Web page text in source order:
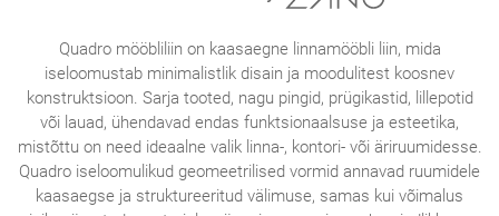
Quadro mööbliliin on kaasaegne linnamööbli liin, mida
iseloomustab minimalistlik disain ja moodulitest koosnev
konstruktsioon. Sarja tooted, nagu pingid, prügikastid, lillepotid
või lauad, ühendavad endas funktsionaalsuse ja esteetika,
mistõttu on need ideaalne valik linna-, kontori- või äriruumidesse.
Quadro iseloomulikud geomeetrilised vormid annavad ruumidele
kaasaegse ja struktureeritud välimuse, samas kui võimalus